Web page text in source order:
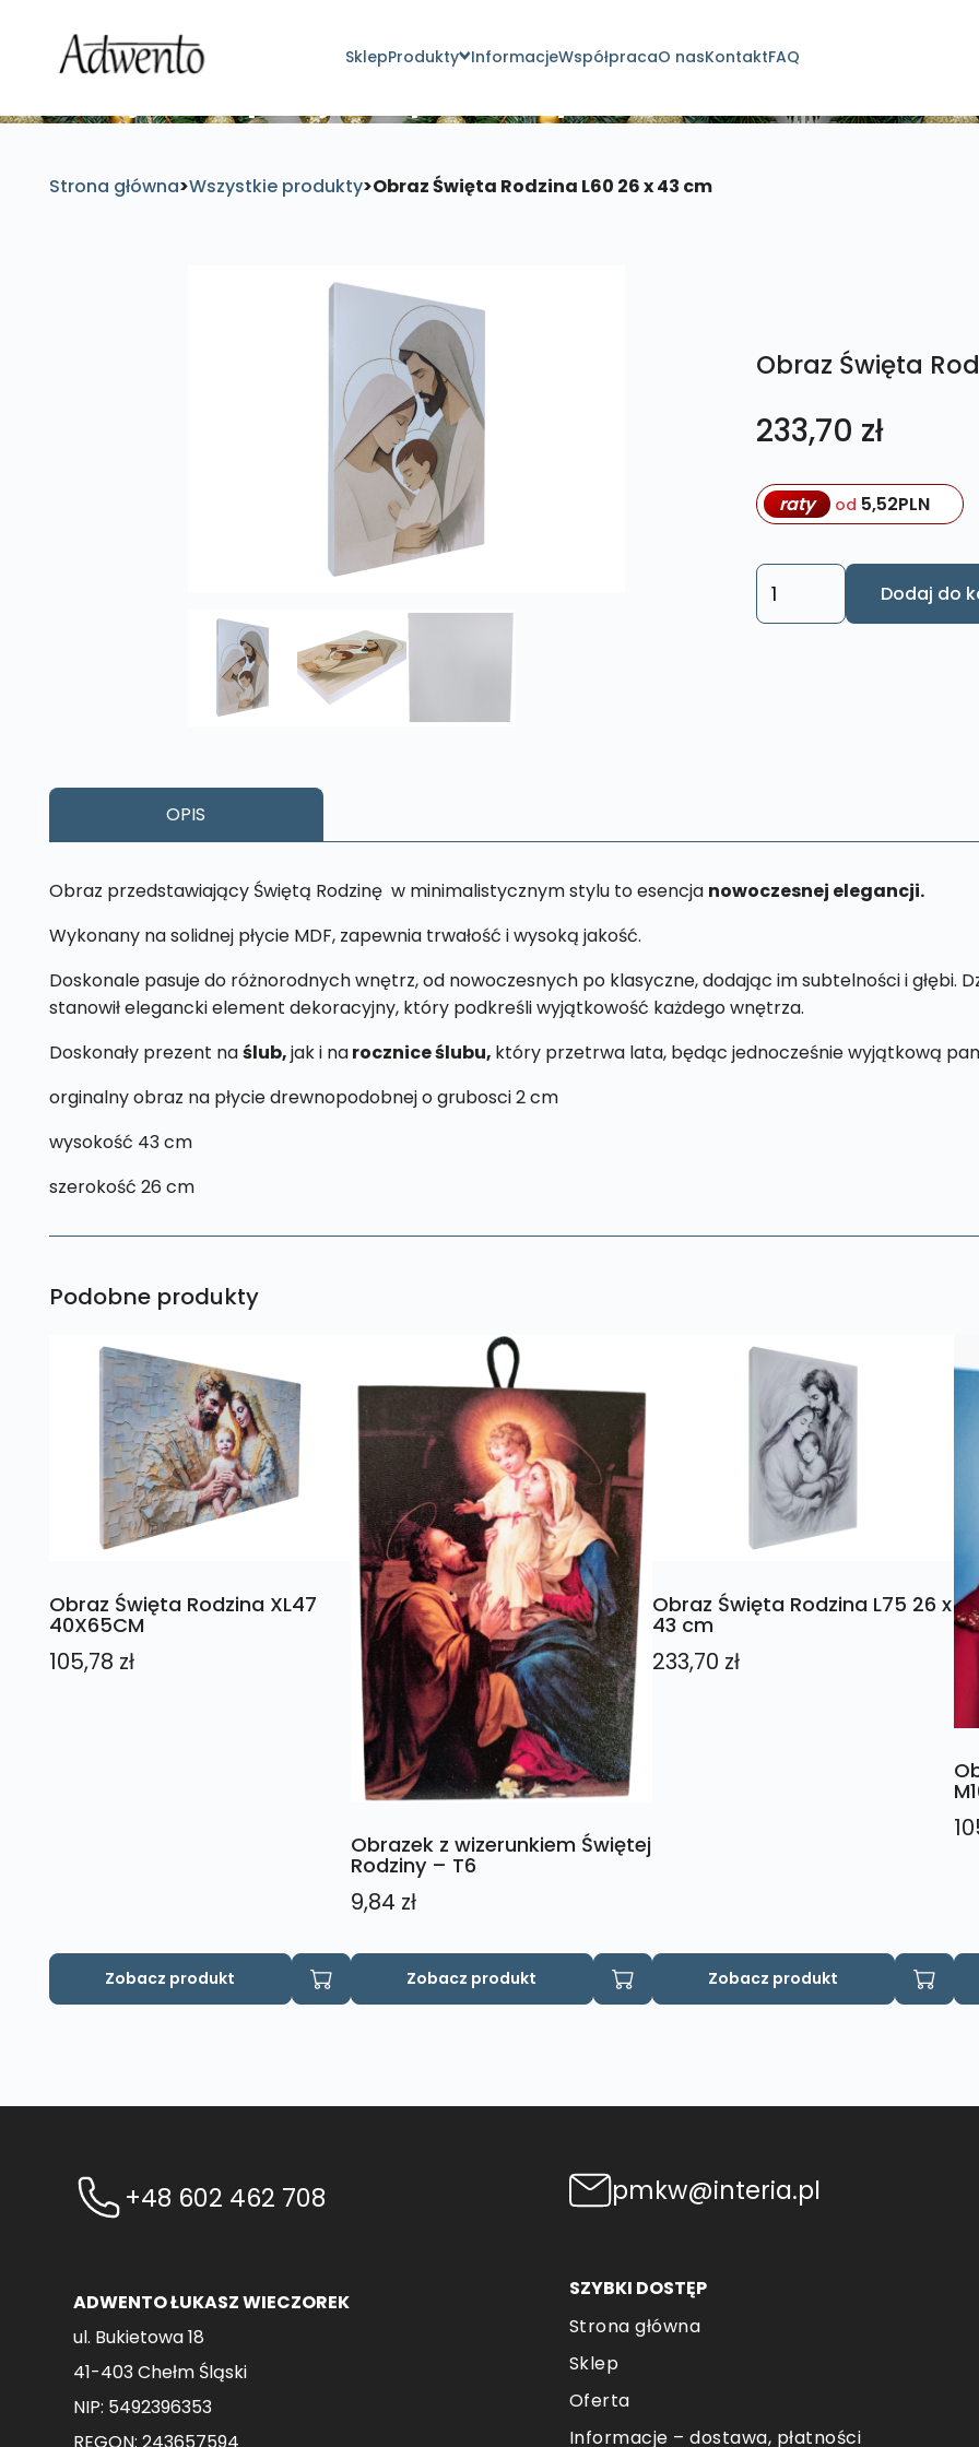
SklepProdukty InformacjeWspółpracaO nasKontaktFAQ
Strona główna>Wszystkie produkty>Obraz Święta Rodzina L60 26 x 43 cm
Obraz Święta
233,70 zł
raty od 5,52PLN
ilość
Obraz
Dodaj do
OPIS
Obraz przedstawiający Świętą Rodzinę w minimalistycznym stylu to esencja nowoczesnej elegancji.
Wykonany na solidnej płycie MDF, zapewnia trwałość i wysoką jakość.
Doskonale pasuje do różnorodnych wnętrz, od nowoczesnych po klasyczne, dodając im subtelności i głębi.
stanowił elegancki element dekoracyjny, który podkreśli wyjątkowość każdego wnętrza.
Doskonały prezent naślub,jak i narocznice ślubu, który przetrwa lata, będąc jednocześnie wyjątkową
orginalny obraz na płycie drewnopodobnej o grubosci 2 cm
wysokość 43 cm
szerokość 26 cm
Podobne produkty
Obraz Święta Rodzina XL47
40X65CM
105,78 zł
Zobacz produkt
Obrazek z wizerunkiem Świętej
Rodziny – T6
9,84 zł
Zobacz produkt
Obraz Święta Rodzina L75 26 x
43 cm
233,70 zł
Zobacz produkt
+48 602 462 708
ADWENTO ŁUKASZ WIECZOREK
ul. Bukietowa 18
41-403 Chełm Śląski
NIP: 5492396353
pmkw@interia.pl
SZYBKI DOSTĘP
Strona główna
Sklep
Oferta
Informacje – dostawa, płatności